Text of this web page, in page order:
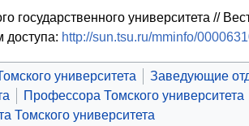
университета //
http://sun.tsu.ru/mminfo/
университета
Заведующие
Профессора Томского университета
Томского университета